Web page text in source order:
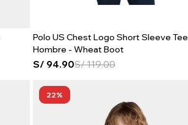
Polo US Chest Logo Short Sleeve Tee
Hombre - Wheat Boot
S/ 94.90S/119.00
22